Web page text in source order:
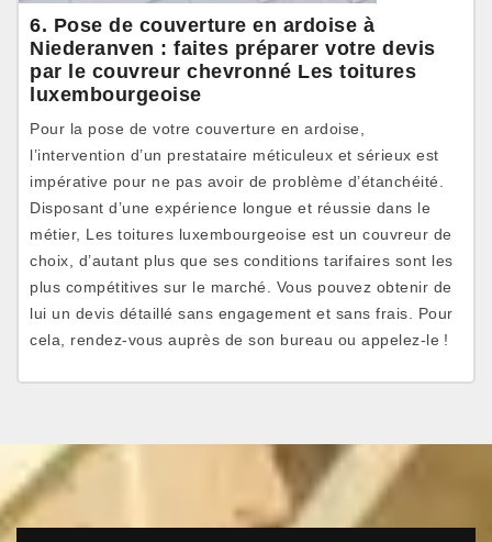
6. Pose de couverture en ardoise à
Niederanven : faites préparer votre devis
par le couvreur chevronné Les toitures
luxembourgeoise
Pour la pose de votre couverture en ardoise,
l’intervention d’un prestataire méticuleux et sérieux est
impérative pour ne pas avoir de problème d’étanchéité.
Disposant d’une expérience longue et réussie dans le
métier, Les toitures luxembourgeoise est un couvreur de
choix, d’autant plus que ses conditions tarifaires sont les
plus compétitives sur le marché. Vous pouvez obtenir de
lui un devis détaillé sans engagement et sans frais. Pour
cela, rendez-vous auprès de son bureau ou appelez-le !